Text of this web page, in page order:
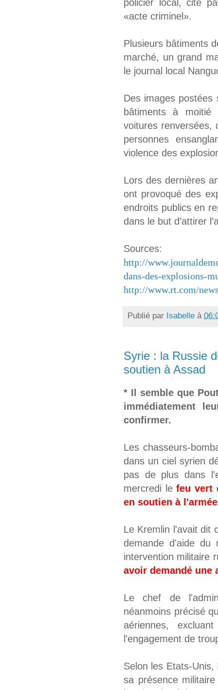
policier local, cité
«acte criminel».
Plusieurs bâtiments
marché, un grand
le journal local
Des images postées
bâtiments à
voitures renversées,
personnes
violence des
Lors des dernières
ont provoqué des
endroits publics en
dans le but d’attirer
Sources:
http://
dans-des-explosions-
http://www.rt.com/
Publié par Isabelle à
Syrie : la Russie
soutien à Assad
* Il semble que
immédiatement
confirmer.
Les chasseurs-
dans un ciel syrien
pas de plus dans
mercredi lefeu vert
en soutien à
Le Kremlin l'avait dit
demande d'aide du
intervention militaire
avoir demandé une
Le chef de
néanmoins précisé
aériennes,
l'engagement de
Selon les Etats-
sa présence